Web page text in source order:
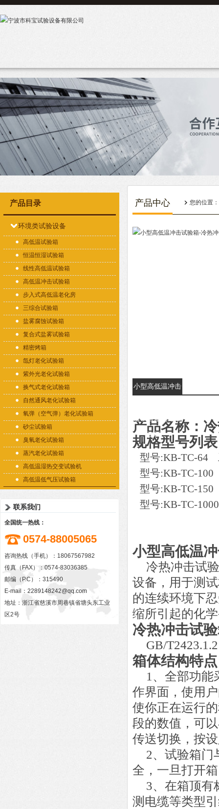
产品目录
环境类试验设备
高低温试验箱
恒温恒湿试验箱
线性高低温试验箱
高低温冲击试验箱
步入式高低温老化房
三综合试验箱
盐雾腐蚀试验箱
复合式盐雾试验箱
精密烤箱
氙灯老化试验箱
紫外光老化试验箱
换气式老化试验箱
自然通风老化试验箱
氧弹（空气弹）老化试验箱
砂尘试验箱
臭氧老化试验箱
蒸汽老化试验箱
高低温湿热交变试验机
高低温低气压试验箱
联系我们
全国统一热线：
0574-88005065
咨询热线（手机）：18067567982
传真（FAX）：0574-83036385
邮编（P.C）：315490
E-mail： 2289148242@qq.com
地址：浙江省慈溪市周巷镇省塘头东工业
区2号
产品中心 您的位置：
小型高低温冲击
击试验箱的详细
资料：
产品名称：
规格型号列
型号:KB-TC-64
型号:KB-TC-
型号:KB-TC-
型号:KB-TC-
小型高低温
冷热冲击试
设备，用于测
的连续环境下
缩所引起的化
冷热冲击试
GB/T2423.1.2
箱体结构特
1 、全部功能
作界面，使用
使你正在运行
段的数值，可
传送切换，按
2、试验箱门
全，一旦打开
3、在箱顶有
测电缆等类型